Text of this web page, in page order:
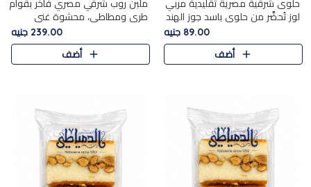
حلوى شرقية مصرية تقليدية مربي
لوز تُحضَّر من حلوى باسد جوز الهند
بقوام طري ومذاق غني، وتُزين
وتغطاه بقطع اللوز الفاخر التي
تضيف لمسة مميزة م..
89.00 جنيه
أضف
ملبن روب شرقي مصري فاخر بقوام
طري ومطاطي، محشوة غني
بسخاء بقطع عين الجمل واللوز
الفاخر التي تضيف قرمشة مميزة
ومرضية ونكهة ناتي غنية في كل
239.00 جنيه
أضف